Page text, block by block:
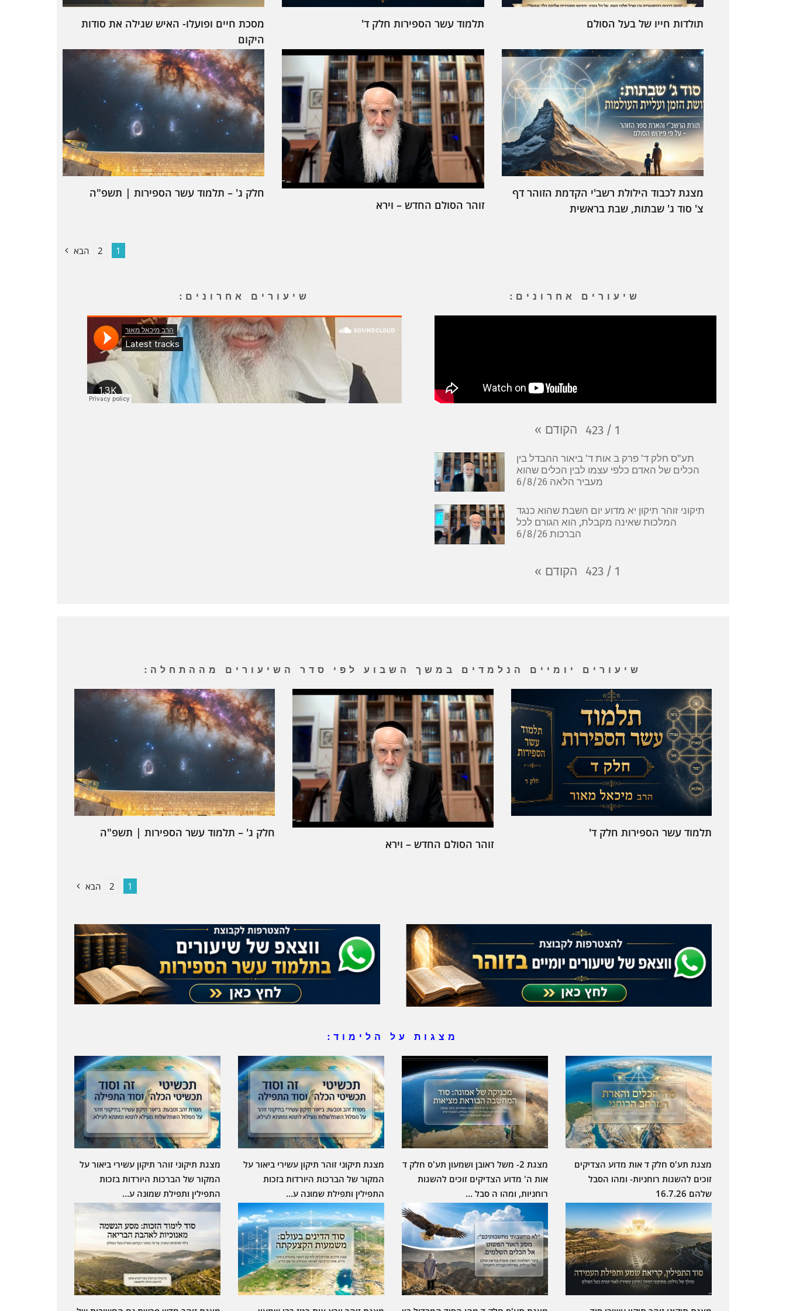
תולדות חייו של בעל הסולם תלמוד עשר הספירות חלק ד'
מסכת חיים ופועלו- האיש שגילה את סודות
היקום
מצגת לכבוד הילולת רשב'י הקדמת הזוהר דף
צ' סוד ג' שבתות, שבת בראשית
זוהר הסולם החדש – וירא
חלק ג' – תלמוד עשר הספירות | תשפ"ה
1
2 הבא
שיעורים אחרונים:
1
/
423 הקודם »
תע"ס חלק ד' פרק ב אות ד' ביאור ההבדל בין
הכלים של האדם כלפי עצמו לבין הכלים שהוא
מעביר הלאה 6/8/26
תיקוני זוהר תיקון יא מדוע יום השבת שהוא כנגד
המלכות שאינה מקבלת, הוא הגורם לכל
הברכות 6/8/26
1
/
423 הקודם »
שיעורים אחרונים:
שיעורים יומיים הנלמדים במשך השבוע לפי סדר השיעורים מההתחלה:
תלמוד עשר הספירות חלק ד'
זוהר הסולם החדש – וירא
חלק ג' – תלמוד עשר הספירות | תשפ"ה
1
2 הבא
מצגות על הלימוד:
מצגת תע'ס חלק ד אות מדוע הצדיקים
זוכים להשגות רוחניות- ומהו הסבל
שלהם 16.7.26
מצגת 2- משל ראובן ושמעון תע'ס חלק ד
אות ה' מדוע הצדיקים זוכים להשגות
רוחניות, ומהו ה סבל …
מצגת תיקוני זוהר תיקון עשירי ביאור על
המקור של הברכות היורדות בזכות
התפילין ותפילת שמונה ע…
מצגת תיקוני זוהר תיקון עשירי ביאור על
המקור של הברכות היורדות בזכות
התפילין ותפילת שמונה ע…